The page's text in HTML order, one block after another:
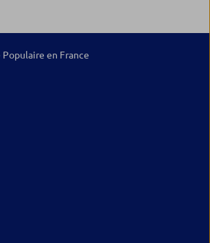
Populaire en France